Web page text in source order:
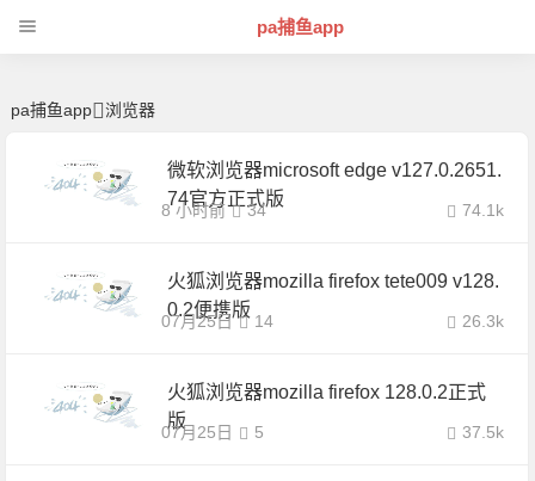
pa捕鱼app
pa捕鱼app 浏览器
微软浏览器microsoft edge v127.0.2651.
74官方正式版
8 小时前 74.1k
34
火狐浏览器mozilla firefox tete009 v128.
0.2便携版
07月25日 26.3k
14
火狐浏览器mozilla firefox 128.0.2正式
版
07月25日 37.5k
5